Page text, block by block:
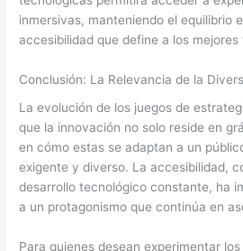
inmersivas, manteniendo el equilibrio
accesibilidad que define a los
Conclusión: La Relevancia de la
La evolución de los juegos de
que la innovación no solo reside en
en cómo estas se adaptan a un
exigente y diverso. La accesibilidad,
desarrollo tecnológico constante, ha
a un protagonismo que continúa en
Para quienes desean experimentar